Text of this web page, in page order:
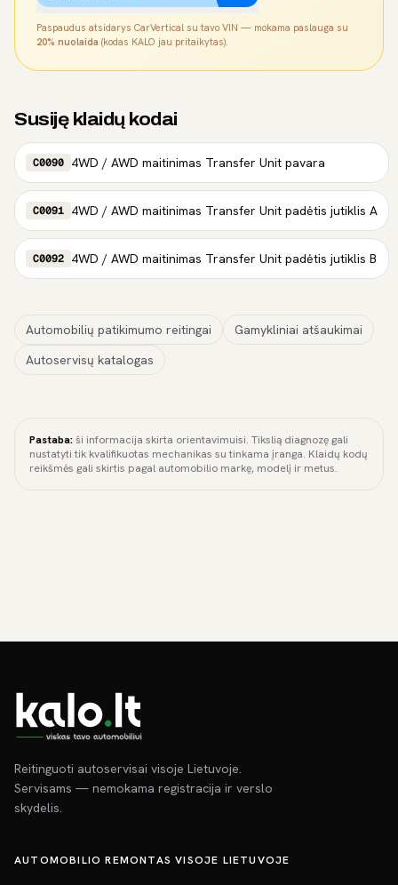
Paspaudus atsidarys CarVertical su tavo VIN — mokama paslauga su
20% nuolaida (kodas KALO jau pritaikytas).
Susiję klaidų kodai
C0090 4WD / AWD maitinimas Transfer Unit pavara
C0091 4WD / AWD maitinimas Transfer Unit padėtis jutiklis A
C0092 4WD / AWD maitinimas Transfer Unit padėtis jutiklis B
Automobilių patikimumo reitingai
Gamykliniai atšaukimai
Autoservisų katalogas
Pastaba:ši informacija skirta orientavimuisi. Tikslią diagnozę gali
nustatyti tik kvalifikuotas mechanikas su tinkama įranga. Klaidų kodų
reikšmės gali skirtis pagal automobilio markę, modelį ir metus.
Reitinguoti autoservisai visoje Lietuvoje.
Servisams — nemokama registracija ir verslo
skydelis.
AUTOMOBILIO REMONTAS VISOJE LIETUVOJE